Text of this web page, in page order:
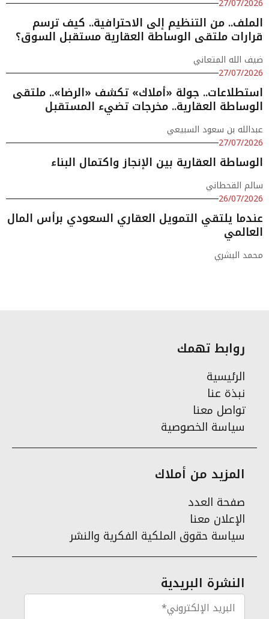
الملف.. من التنظيم إلى الاحترافية.. كيف ترسم
قرارات ملتقى الوساطة العقارية مستقبل السوق؟
ضيف الله المتعاني
27/07/2026
استطلاعات.. جولة «أملاك» تكشف «الرضا».. ملتقى
الوساطة العقارية.. مخرجات تضيء المستقبل
عبدالله بن سعود السبيعي
27/07/2026
الوساطة العقارية بين الإنجاز واكتمال البناء
سالم القحطاني
26/07/2026
عندما يلتقي التمويل العقاري السعودي برأس المال
العالمي
محمد البشري
روابط تهمك
الرئيسية
نبذة عنا
تواصل معنا
سياسة الخصوصية
المزيد من أملاك
صفحة العدد
الإعلان معنا
سياسة حقوق الملكية الفكرية والنشر
النشرة البريدية